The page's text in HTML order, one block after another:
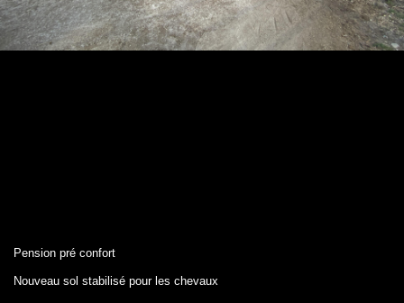
Pension pré confort
Nouveau sol stabilisé pour les chevaux